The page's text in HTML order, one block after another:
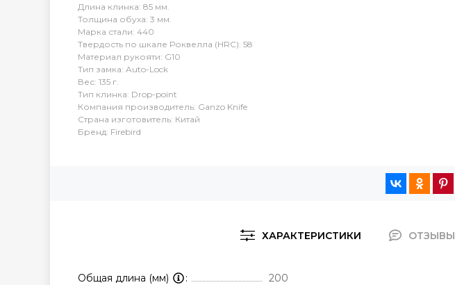
Длина клинка: 85 мм.
Толщина обуха: 3 мм.
Марка стали: 440
Твердость по шкале Роквелла (HRC): 58
Материал рукояти: G10
Тип замка: Auto-Lock
Вес: 135 г.
Тип клинка: Drop-point
Компания производитель: Ganzo Knife
Страна изготовитель: Китай
Бренд: Firebird
ХАРАКТЕРИСТИКИ ОТЗЫВЫ
Общая длина (мм) 200